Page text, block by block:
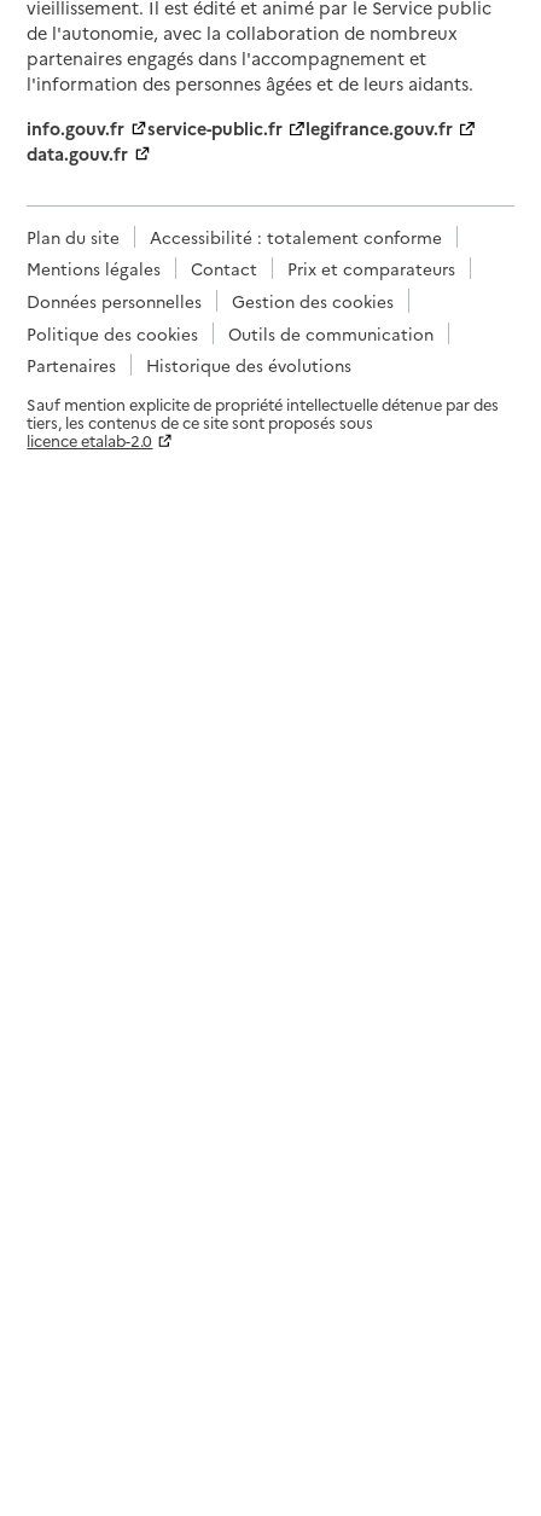
vieillissement. Il est édité et animé par le Service public
de l'autonomie, avec la collaboration de nombreux
partenaires engagés dans l'accompagnement et
l'information des personnes âgées et de leurs aidants.
info.gouv.fr
service-public.fr
legifrance.gouv.fr
data.gouv.fr
Plan du site
Accessibilité : totalement conforme
Mentions légales
Contact
Prix et comparateurs
Données personnelles
Gestion des cookies
Politique des cookies
Outils de communication
Partenaires
Historique des évolutions
Sauf mention explicite de propriété intellectuelle détenue par des
tiers, les contenus de ce site sont proposés sous
licence etalab-2.0